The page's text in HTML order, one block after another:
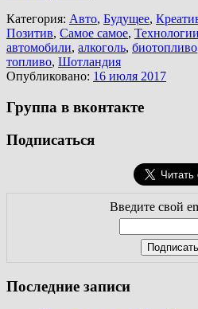
Категория: Авто, Будущее,
Позитив, Самое самое, Технологии
автомобили, алкоголь, биотопливо
топливо, Шотландия
Опубликовано: 16 июля 2017
Группа в вконтакте
Подписаться
Введите свой
Последние записи